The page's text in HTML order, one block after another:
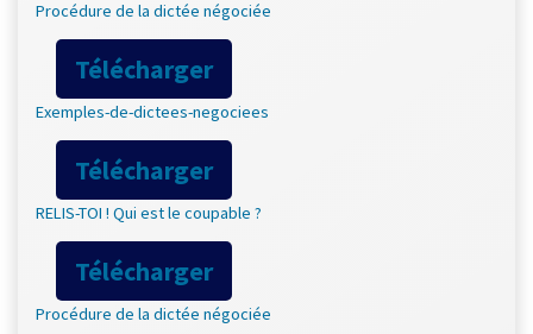
Procédure de la dictée négociée
Télécharger
Exemples-de-dictees-negociees
Télécharger
RELIS-TOI ! Qui est le coupable ?
Télécharger
Procédure de la dictée négociée